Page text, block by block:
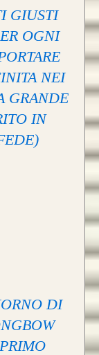
GIUSTI
OGNI
NEI
GRANDE
IN
DI